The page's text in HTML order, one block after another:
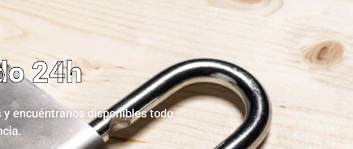
24h
encuéntranos disponibles todo